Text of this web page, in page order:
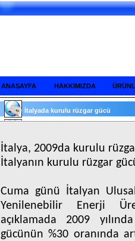
ANASAYFA HAKKIMIZDA
İtalyada kurulu rüzgar gücü
İtalya, 2009da kurulu
İtalyanın kurulu rüzgar
Cuma günü İtalyan
Yenilenebilir Enerji
açıklamada 2009
gücünün %30 oranında